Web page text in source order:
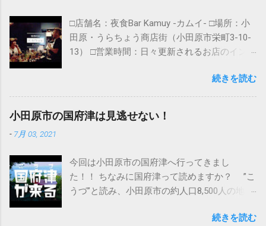
□店舗名：夜食Bar Kamuy -カムイ- □場所：小
田原・うらちょう商店街（小田原市栄町3-10-
13） □営業時間：日々更新されるお店のインス
https://www.instagram.com/kamuy_yashoku/?
igshid=ylnc78tz1tt6 □ひとこと：店主のゴトウ
さん 見た目はモヒカンで怖いけどとても優
しいお方！ 小田原の悩める老若男女が夜な
続きを読む
小田原市の国府津は見逃せない！
- 7月 03, 2021
今回は小田原市の国府津へ行ってきまし
た！！ ちなみに国府津って読めますか？ ”こ
うづ”と読み、小田原市の約人口8,500人の地区
ある 三つの政治圏のうちの１つ”師長国造”（磯
続きを読む